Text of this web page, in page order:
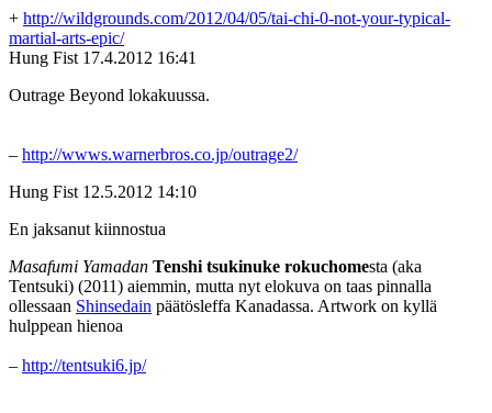
+ http://wildgrounds.com/2012/04/05/tai-chi-0-not-your-typical-
martial-arts-epic/
Hung Fist 17.4.2012 16:41
Outrage Beyond lokakuussa.
– http://wwws.warnerbros.co.jp/outrage2/
Hung Fist 12.5.2012 14:10
En jaksanut kiinnostua
Masafumi Yamadan Tenshi tsukinuke rokuchomesta (aka
Tentsuki) (2011) aiemmin, mutta nyt elokuva on taas pinnalla
ollessaan Shinsedain päätösleffa Kanadassa. Artwork on kyllä
hulppean hienoa
– http://tentsuki6.jp/